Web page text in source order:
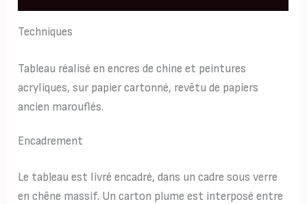
Techniques
Tableau réalisé en encres de chine et peintures
acryliques, sur papier cartonné, revêtu de papiers
ancien marouflés.
Encadrement
Le tableau est livré encadré, dans un cadre sous verre
en chêne massif. Un carton plume est interposé entre